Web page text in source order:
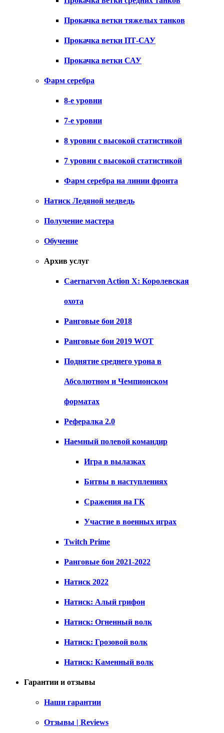
Прокачка ветки тяжелых танков
Прокачка ветки ПТ-САУ
Прокачка ветки САУ
Фарм серебра
8-е уровни
7-е уровни
8 уровни с высокой статистикой
7 уровни с высокой статистикой
Фарм серебра на линии фронта
Натиск Ледяной медведь
Получение мастера
Обучение
Архив услуг
Caernarvon Action X: Королевская
охота
Ранговые бои 2018
Ранговые бои 2019 WOT
Поднятие среднего урона в
Абсолютном и Чемпионском
форматах
Рефералка 2.0
Наемный полевой командир
Игра в вылазках
Битвы в наступлениях
Сражения на ГК
Участие в военных играх
Twitch Prime
Ранговые бои 2021-2022
Натиск 2022
Натиск: Алый грифон
Натиск: Огненный волк
Натиск: Грозовой волк
Натиск: Каменный волк
Гарантии и отзывы
Наши гарантии
Отзывы | Reviews